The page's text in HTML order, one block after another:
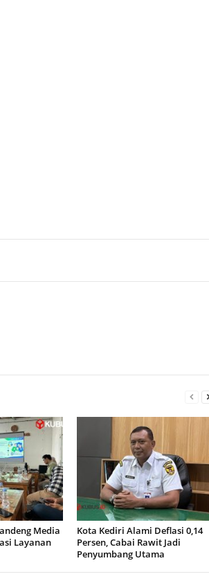
Media
Layanan
Kota Kediri Alami Deflasi 0,14
Persen, Cabai Rawit Jadi
Penyumbang Utama